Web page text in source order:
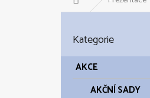
kategorie
Kategorie
AKCE
AKČNÍ SADY